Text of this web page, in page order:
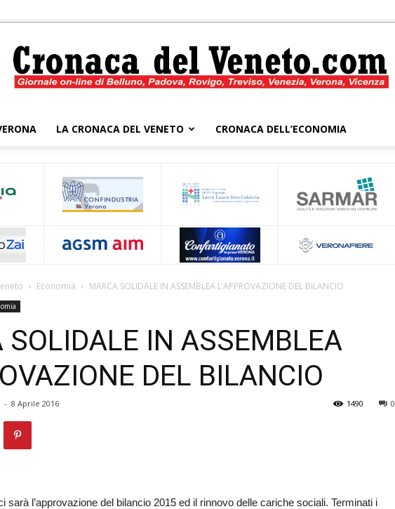
Veneto
LA CRONACA DEL VENETO CRONACA DELL’ECONOMIA
Economia MARCA SOLIDALE IN ASSEMBLEA L’APPROVAZIONE DEL BILANCIO
SOLIDALE IN ASSEMBLEA
DEL BILANCIO
- 8 Aprile 2016 0
1490
sarà l’approvazione del bilancio 2015 ed il rinnovo delle cariche sociali. Terminati i